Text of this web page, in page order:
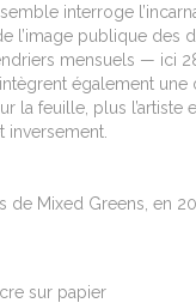
interroge
l’image publique des
mensuels — ici
également
la feuille, plus l’artiste
de Mixed Greens, en
sur papier